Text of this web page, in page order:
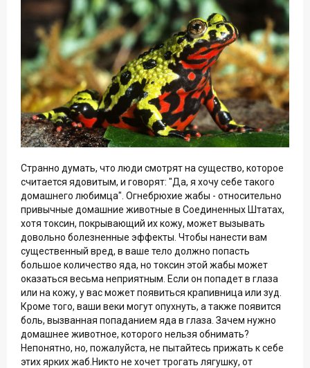
Странно думать, что люди смотрят на существо, которое
считается ядовитым, и говорят: "Да, я хочу себе такого
домашнего любимца". Огнебрюхие жабы - относительно
привычные домашние животные в Соединенных Штатах,
хотя токсин, покрывающий их кожу, может вызывать
довольно болезненные эффекты. Чтобы нанести вам
существенный вред, в ваше тело должно попасть
большое количество яда, но токсин этой жабы может
оказаться весьма неприятным. Если он попадет в глаза
или на кожу, у вас может появиться крапивница или зуд.
Кроме того, ваши веки могут опухнуть, а также появится
боль, вызванная попаданием яда в глаза. Зачем нужно
домашнее животное, которого нельзя обнимать?
Непонятно, но, пожалуйста, не пытайтесь прижать к себе
этих ярких жаб.Никто не хочет трогать лягушку, от